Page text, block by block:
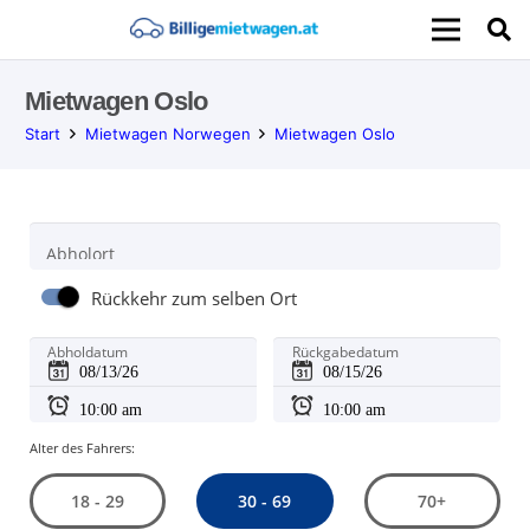
Mietwagen Oslo
Start Mietwagen Norwegen Mietwagen Oslo
Abholort
Rückkehr zum selben Ort
Abholdatum Rückgabedatum
Alter des Fahrers:
18 - 29 30 - 69 70+